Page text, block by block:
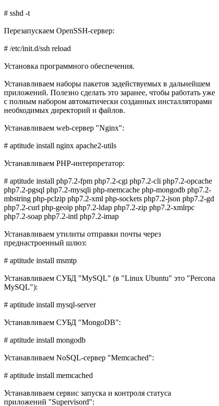
# sshd -t
Перезапускаем OpenSSH-сервер:
# /etc/init.d/ssh reload
Установка программного обеспечения.
Устанавливаем наборы пакетов задействуемых в дальнейшем
приложений. Полезно сделать это заранее, чтобы работать уже
с полным набором автоматически созданных инсталляторами
необходимых директорий и файлов.
Устанавливаем web-сервер "Nginx":
# aptitude install nginx apache2-utils
Устанавливаем PHP-интерпретатор:
# aptitude install php7.2-fpm php7.2-cgi php7.2-cli php7.2-opcache
php7.2-pgsql php7.2-mysqli php-memcache php-mongodb php7.2-
mbstring php-pclzip php7.2-xml php-sockets php7.2-json php7.2-gd
php7.2-curl php-geoip php7.2-ldap php7.2-zip php7.2-xmlrpc
php7.2-soap php7.2-intl php7.2-imap
Устанавливаем утилиты отправки почты через
преднастроенный шлюз:
# aptitude install msmtp
Устанавливаем СУБД "MySQL" (в "Linux Ubuntu" это "Percona
MySQL"):
# aptitude install mysql-server
Устанавливаем СУБД "MongoDB":
# aptitude install mongodb
Устанавливаем NoSQL-сервер "Memcached":
# aptitude install memcached
Устанавливаем сервис запуска и контроля статуса
приложений "Supervisord":